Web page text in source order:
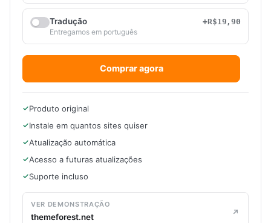
Tradução
+R$19,90
Entregamos em português
Comprar agora
Produto original
Instale em quantos sites quiser
Atualização automática
Acesso a futuras atualizações
Suporte incluso
VER DEMONSTRAÇÃO
themeforest.net